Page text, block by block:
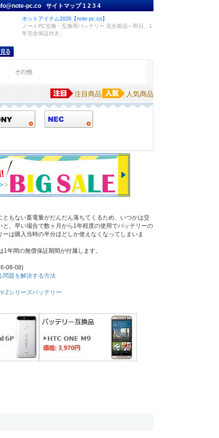
pc.co サイトマップ1234
ホットアイテム2026【note-pc.co】
ノートPC交換・互換用バッテリー 完全新品～即日、1
年完全保証付き。
その他
人気商品
注目商品
もない畜電量がだんだん落ちてくるため、いつかは交
、早い場合で数ヶ月から1年程度の使用でバッテリーの
は購入当時の半分ほどしか使えなくなってしまいま
年間の無償保証期間が付属します。
08-08)
問題を解決する方法
2シリーズバッテリー